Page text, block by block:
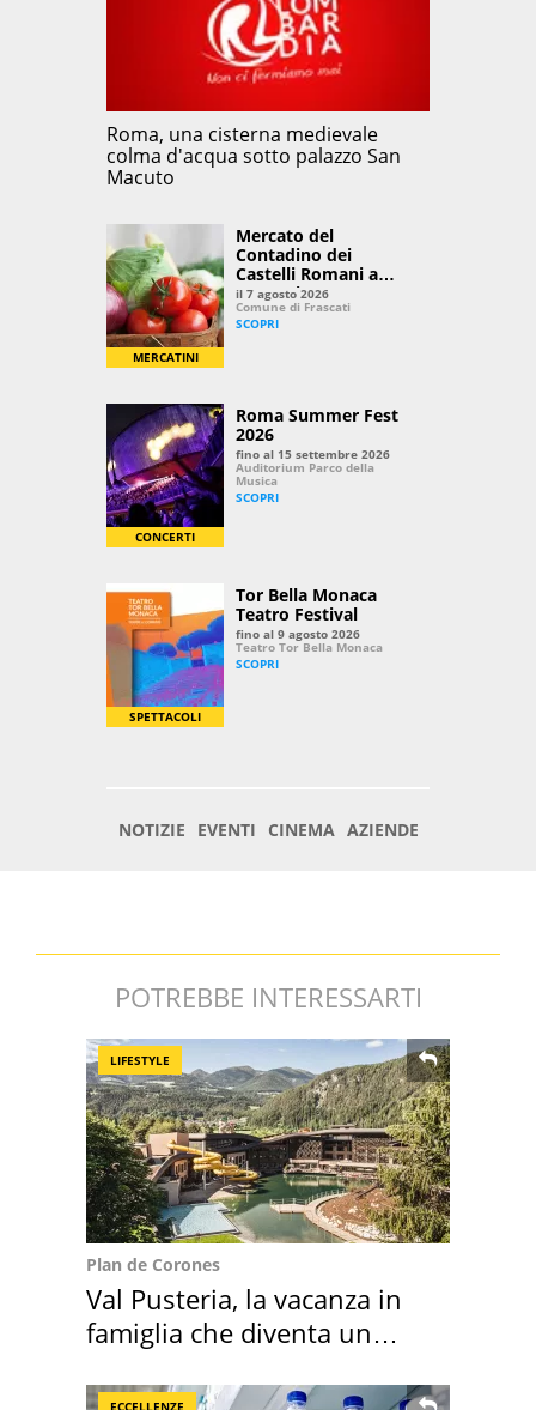
POTREBBE INTERESSARTI
LIFESTYLE
Plan de Corones
Val Pusteria, la vacanza in
famiglia che diventa un
ECCELLENZE